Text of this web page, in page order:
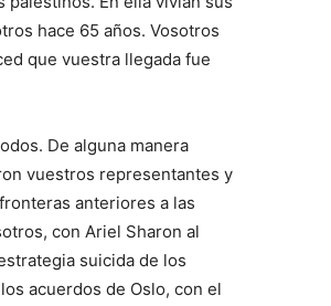
hace 65 años. Vosotros
que vuestra llegada fue
De alguna manera
vuestros representantes y
anteriores a las
con Ariel Sharon al
suicida de los
acuerdos de Oslo, con el